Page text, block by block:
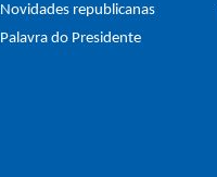
Novidades republicanas
Palavra do Presidente